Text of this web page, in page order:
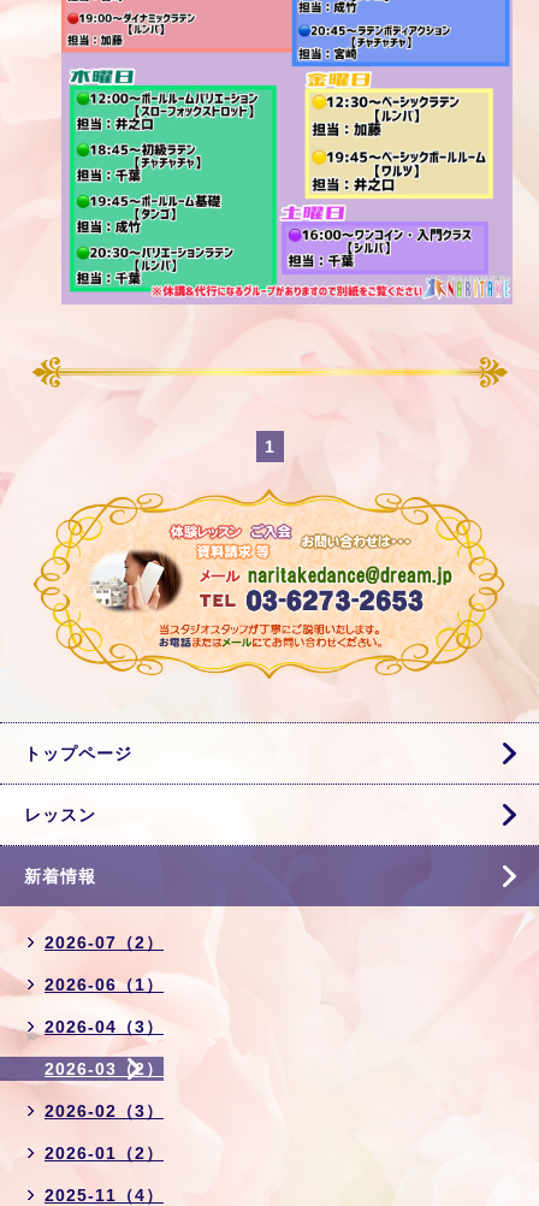
1
トップページ
レッスン
新着情報
2026-07（2）
2026-06（1）
2026-04（3）
2026-03（2）
2026-02（3）
2026-01（2）
2025-11（4）